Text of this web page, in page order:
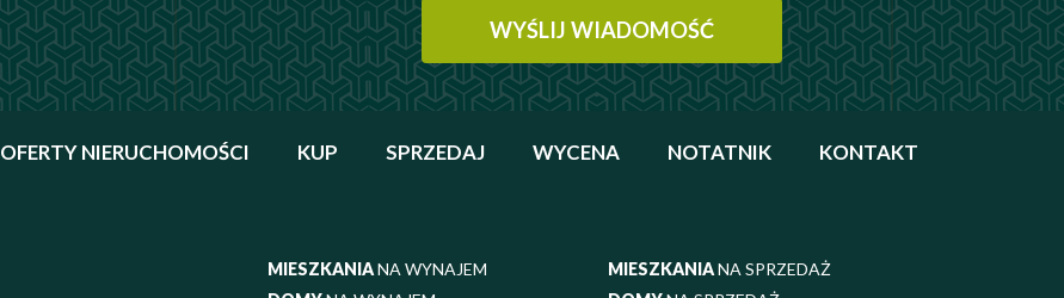
OFERTY NIERUCHOMOŚCI KUP SPRZEDAJ WYCENA NOTATNIK KONTAKT
MIESZKANIANA WYNAJEM
MIESZKANIANA SPRZEDAŻ